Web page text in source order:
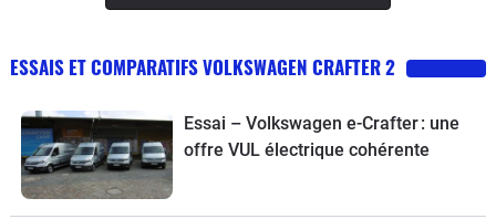
ESSAIS ET COMPARATIFS VOLKSWAGEN CRAFTER 2
Essai – Volkswagen e-Crafter : une
offre VUL électrique cohérente